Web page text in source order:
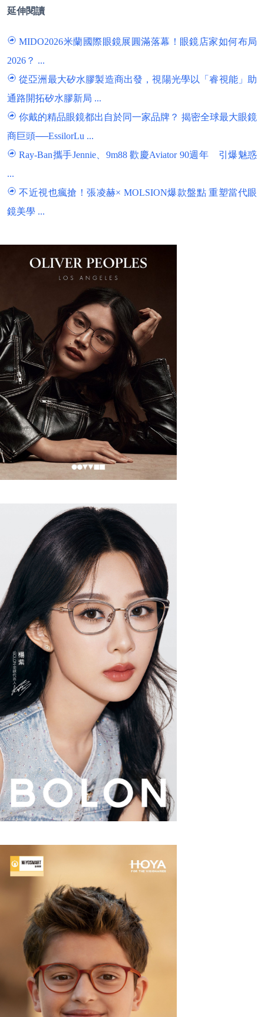
延伸閱讀
MIDO2026米蘭國際眼鏡展圓滿落幕！眼鏡店家如何布局
2026？ ...
從亞洲最大矽水膠製造商出發，視陽光學以「睿視能」助
通路開拓矽水膠新局 ...
你戴的精品眼鏡都出自於同一家品牌？ 揭密全球最大眼鏡
商巨頭──EssilorLu ...
Ray-Ban攜手Jennie、9m88 歡慶Aviator 90週年 引爆魅惑
...
不近視也瘋搶！張凌赫× MOLSION爆款盤點 重塑當代眼
鏡美學 ...